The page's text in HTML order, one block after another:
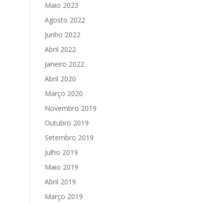
Maio 2023
Agosto 2022
Junho 2022
Abril 2022
Janeiro 2022
Abril 2020
Março 2020
Novembro 2019
Outubro 2019
Setembro 2019
Julho 2019
Maio 2019
Abril 2019
Março 2019